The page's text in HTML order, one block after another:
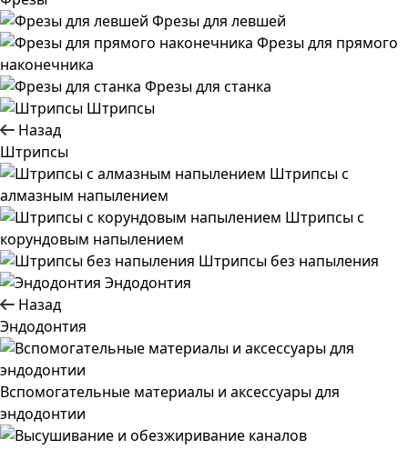
Фрезы для левшей
Фрезы для прямого
наконечника
Фрезы для станка
Штрипсы
Назад
Штрипсы
Штрипсы c
алмазным напылением
Штрипсы c
корундовым напылением
Штрипсы без напыления
Эндодонтия
Назад
Эндодонтия
Вспомогательные материалы и аксессуары для
эндодонтии